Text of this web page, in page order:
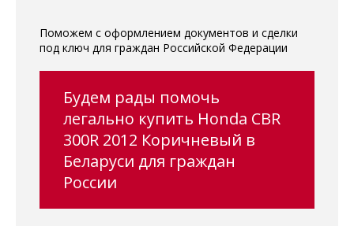
Поможем с оформлением документов и сделки
под ключ для граждан Российской Федерации
Будем рады помочь
легально купить Honda CBR
300R 2012 Коричневый в
Беларуси для граждан
России